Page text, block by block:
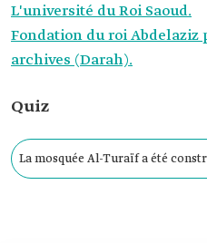
L'université du Roi Saoud.
Fondation du roi Abdelaziz
archives (Darah).
Quiz
La mosquée Al-Turaïf a été